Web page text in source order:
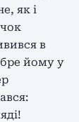
як і
в
йому у